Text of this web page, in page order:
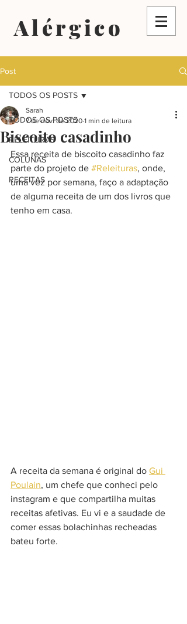
Alérgico
Post
TODOS OS POSTS
RELEITURAS
COLUNAS
RECEITAS
TODOS OS POSTS
Biscoito casadinho
Sarah
7 de nov. de 2020 1 min de leitura
Essa receita de biscoito casadinho faz
parte do projeto de #Releituras, onde,
uma vez por semana, faço a adaptação
de alguma receita de um dos livros que
tenho em casa.
A receita da semana é original do Gui
Poulain, um chefe que conheci pelo
instagram e que compartilha muitas
receitas afetivas. Eu vi e a saudade de
comer essas bolachinhas recheadas
bateu forte.